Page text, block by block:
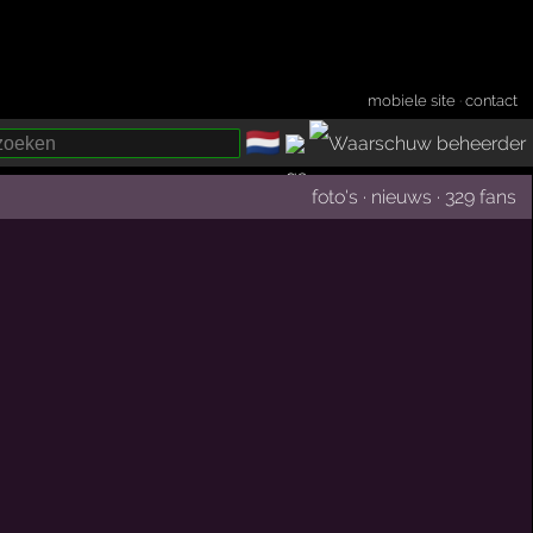
mobiele site ·contact
🇳🇱
foto's · nieuws · 329 fans